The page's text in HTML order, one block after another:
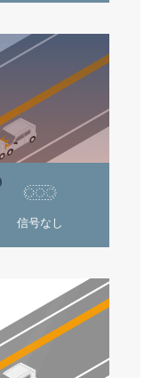
信号なし